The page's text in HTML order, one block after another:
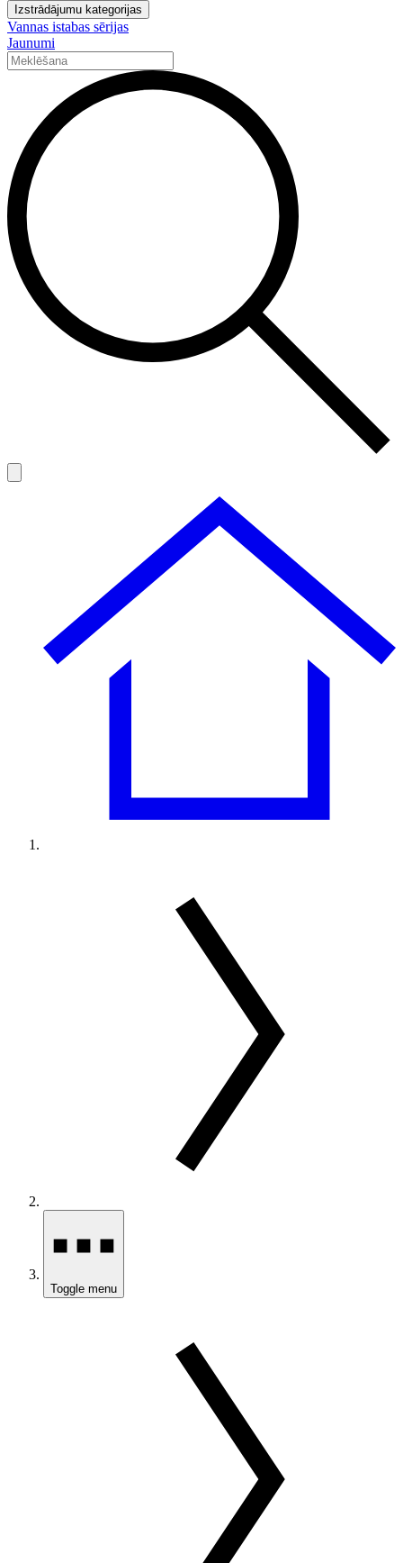
Izstrādājumu kategorijas
Vannas istabas sērijas
Jaunumi
Toggle menu